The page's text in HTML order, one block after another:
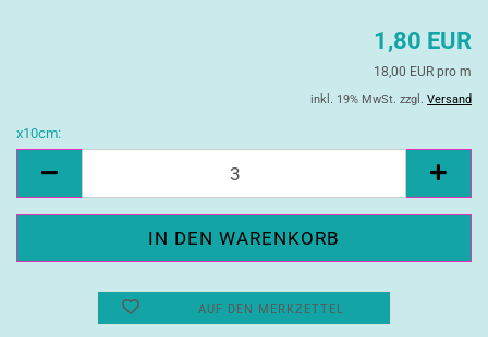
1,80 EUR
18,00 EUR pro m
inkl. 19% MwSt. zzgl. Versand
x10cm:
AUF DEN MERKZETTEL